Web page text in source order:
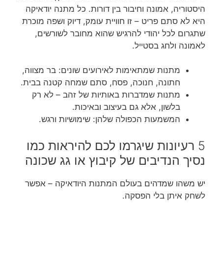
היסטוריה, אמונה וחיבור בין דורות. כל מתנה יודאיקה
היא לא סתם פריט – זו חוויית עומק, דיוק ושפה מוכרת
שתגרום לכל יהודי להרגיש שהוא מחובר לשורשים,
לאמונה ולחג בסטייל.
מתנות שמתאימות לאירועים שונים: בר מצווה,
חתונה, חנוכה, פסח, סתם שמחה קטנה בבית.
מתנות שמדברות באותיות של זהב – לא רק
בלשון, אלא גם בעיצוב ובאיכות.
המשמעות הכפולה שלהן: שימושיות ורגש.
5 רעיונות שיגרמו לכם להיראות כמו
נסיך הנדיבים של קיבוץ או גג שכונה
יש משהו שמדהים בעולם המתנות היודאיקה – אפשר
לשחק איתן בלי הפסקה.